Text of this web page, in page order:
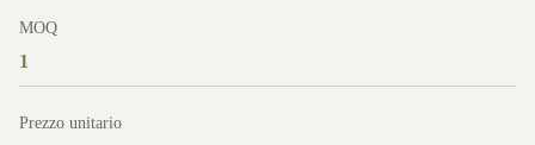
MOQ
1
Prezzo unitario